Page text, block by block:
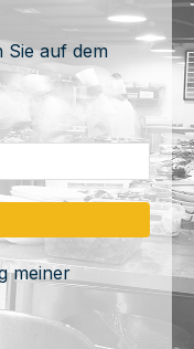
auf dem
meiner